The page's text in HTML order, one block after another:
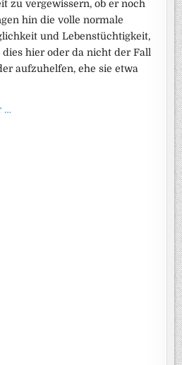
zu vergewissern, ob er noch
hin die volle normale
und Lebenstüchtigkeit,
hier oder da nicht der Fall
aufzuhelfen, ehe sie etwa
…